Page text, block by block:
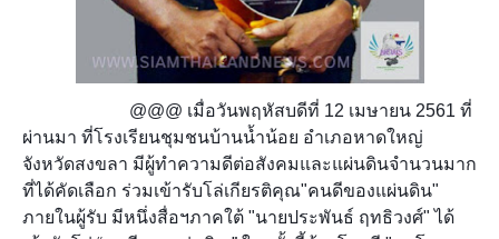
@@@ เมื่อวันพฤหัสบดีที่ 12 เมษายน 2561 ที่
ผ่านมา ที่โรงเรียนชุมชนบ้านน้ำน้อย อำเภอหาดใหญ่
จังหวัดสงขลา มีผู้ทำความดีต่อสังคมและแผ่นดินจำนวนมาก
ที่ได้คัดเลือก ร่วมเข้ารับโล่เกียรติคุณ"คนดีของแผ่นดิน"
ภายในผู้รับ มีหนึ่งสื่อฯภาคใต้ "นายประพันธ์ ฤทธิวงศ์" ได้